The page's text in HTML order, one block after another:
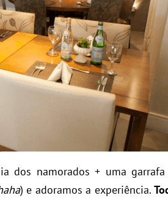
dos namorados + uma
) e adoramos a experiência.